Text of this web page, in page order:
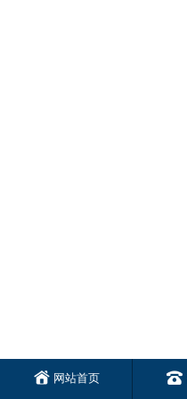
网站首页